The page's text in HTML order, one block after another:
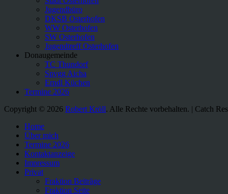
Jugendbüro
DKSB Osterhofen
WW Osterhofen
SW Osterhofen
Jugendtreff Osterhofen
Donaugemeinde
TC Thundorf
Spvgg Aicha
Erndl Küchen
Termine 2026
Copyright © 2026 Robert Kröll. Alle Rechte vorbehalten. | Catch
oben
scrollen
Home
Über mich
Termine 2026
Kontaktanzeige
Impressum
Privat
Fraktion Beiträge
Fraktion Seite